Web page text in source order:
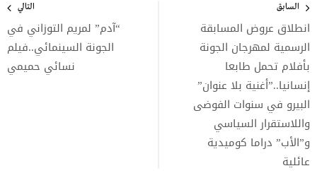
المقالات
السابق
انطلاق عروض المسابقة
الرسمية لمهرجان الجونة
بأفلام تحمل طابعا
إنسانيا..”أغنية بلا عنوان”
البيرو في سنوات الفوضى
واللاستقرار السياسي
و”الأب” دراما كوميدية
عائلية
التالي
“آدم” لمريم التوزاني في
الجونة السينمائي..فيلم
نسائي حميمي